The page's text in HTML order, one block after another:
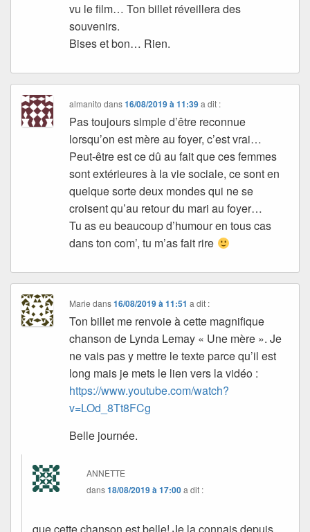
vu le film… Ton billet réveillera des
souvenirs.
Bises et bon… Rien.
almanito dans16/08/2019 à 11:39 a dit :
Pas toujours simple d’être reconnue
lorsqu’on est mère au foyer, c’est vrai…
Peut-être est ce dû au fait que ces femmes
sont extérieures à la vie sociale, ce sont en
quelque sorte deux mondes qui ne se
croisent qu’au retour du mari au foyer…
Tu as eu beaucoup d’humour en tous cas
dans ton com’, tu m’as fait rire
Marie dans16/08/2019 à 11:51 a dit :
Ton billet me renvoie à cette magnifique
chanson de Lynda Lemay « Une mère ». Je
ne vais pas y mettre le texte parce qu’il est
long mais je mets le lien vers la vidéo :
https://www.youtube.com/watch?
v=LOd_8Tt8FCg
Belle journée.
ANNETTE
dans18/08/2019 à 17:00a dit :